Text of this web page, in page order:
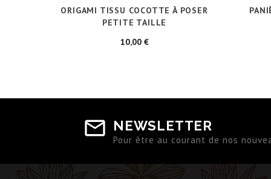
ORIGAMI TISSU COCOTTE À POSER
PETITE TAILLE
10,00 €Prix
NEWSLETTER
Pour être au courant de nos